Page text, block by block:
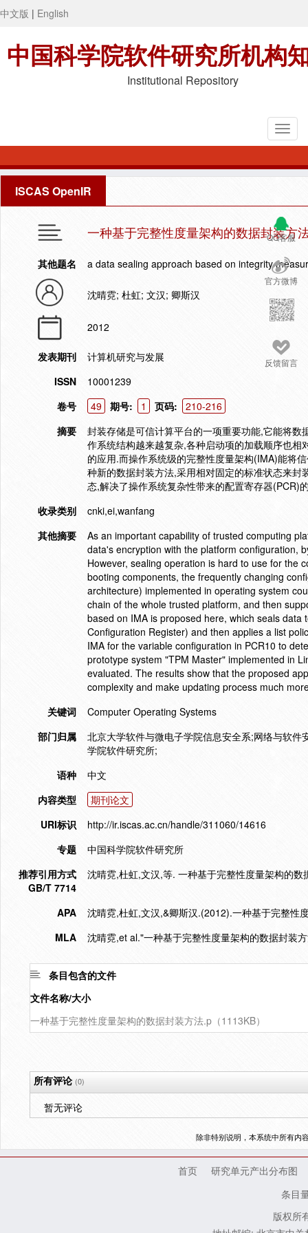
中文版 | English
中国科学院软件研究所机构
Institutional Repository
ISCAS OpenIR
QQ客服
官方微博
反馈留言
一种基于完整性度量架构的数据封装方
其他题名 a data sealing approach based on integrity
沈晴霓; 杜虹; 文汉; 卿斯汉
2012
发表期刊
计算机研究与发展
ISSN
10001239
卷号
49 期号: 1 页码:
210-216
摘要
封装存储是可信计算平台的一项重要功能,它能将
作系统结构越来越复杂,各种启动项的加载顺序也
的应用.而操作系统级的完整性度量架构(IMA)能将
种新的数据封装方法,采用相对固定的标准状态来
态,解决了操作系统复杂性带来的配置寄存器(PCR)
收录类别
cnki,ei,wanfang
其他摘要
As an important capability of trusted computing
data's encryption with the platform configuration,
However, sealing operation is hard to use for the
booting components, the frequently changing
architecture) implemented in operating system
chain of the whole trusted platform, and then
based on IMA is proposed here, which seals
Configuration Register) and then applies a list
IMA for the variable configuration in PCR10 to
prototype system "TPM Master" implemented in
evaluated. The results show that the proposed
complexity and make updating process much
关键词
Computer Operating Systems
部门归属
北京大学软件与微电子学院信息安全系;网络与软
学院软件研究所;
语种
中文
内容类型
期刊论文
URI标识
http://ir.iscas.ac.cn/handle/311060/14616
专题
中国科学院软件研究所
推荐引用方式
GB/T 7714
沈晴霓,杜虹,文汉,等. 一种基于完整性度量架构的
APA
沈晴霓,杜虹,文汉,&卿斯汉.(2012).一种基于完整性
MLA
沈晴霓,et al."一种基于完整性度量架构的数据封装
条目包含的文件
文件名称/大小
一种基于完整性度量架构的数据封装方法.p（1113KB）
所有评论(0)
暂无评论
除非特别说明，本系统中所有内
首页
研究单元产出分布图
条目
版权所